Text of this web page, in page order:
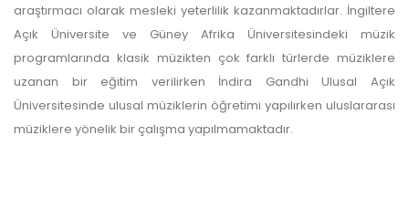
araştırmacı olarak mesleki yeterlilik kazanmaktadırlar. İngiltere
Açık Üniversite ve Güney Afrika Üniversitesindeki müzik
programlarında klasik müzikten çok farklı türlerde müziklere
uzanan bir eğitim verilirken İndira Gandhi Ulusal Açık
Üniversitesinde ulusal müziklerin öğretimi yapılırken uluslararası
müziklere yönelik bir çalışma yapılmamaktadır.